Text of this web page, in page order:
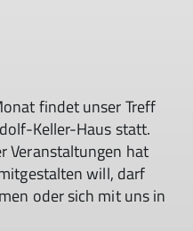
findet unser Treff
Keller-Haus statt.
Veranstaltungen hat
will, darf
oder sich mit uns in